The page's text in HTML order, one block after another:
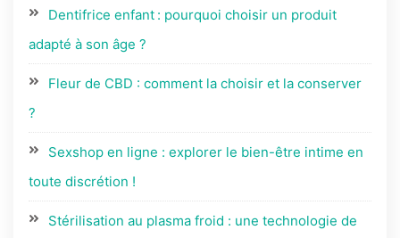
Dentifrice enfant : pourquoi choisir un produit
adapté à son âge ?
Fleur de CBD : comment la choisir et la conserver
?
Sexshop en ligne : explorer le bien-être intime en
toute discrétion !
Stérilisation au plasma froid : une technologie de